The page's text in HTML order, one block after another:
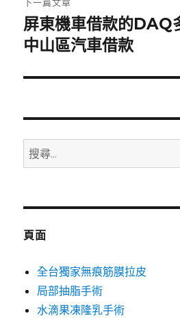
下
一
文
屏東機車借款的DAQ
中山區汽車借款
搜
尋
鍵
頁面
全台獨家無痕筋膜拉皮
局部抽脂手術
水滴果凍隆乳手術